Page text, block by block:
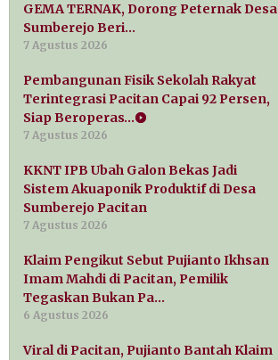
GEMA TERNAK, Dorong Peternak Desa
Sumberejo Beri…
7 Agustus 2026
Pembangunan Fisik Sekolah Rakyat
Terintegrasi Pacitan Capai 92 Persen,
Siap Beroperas…
7 Agustus 2026
KKNT IPB Ubah Galon Bekas Jadi
Sistem Akuaponik Produktif di Desa
Sumberejo Pacitan
7 Agustus 2026
Klaim Pengikut Sebut Pujianto Ikhsan
Imam Mahdi di Pacitan, Pemilik
Tegaskan Bukan Pa…
6 Agustus 2026
Viral di Pacitan, Pujianto Bantah Klaim